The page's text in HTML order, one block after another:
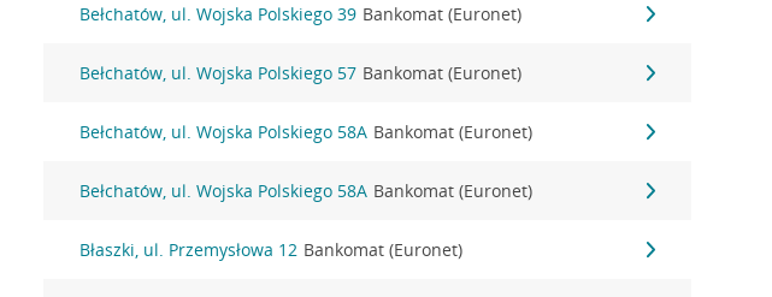
Bełchatów, ul. Wojska Polskiego 39 Bankomat (Euronet)
Bełchatów, ul. Wojska Polskiego 57 Bankomat (Euronet)
Bełchatów, ul. Wojska Polskiego 58A Bankomat (Euronet)
Bełchatów, ul. Wojska Polskiego 58A Bankomat (Euronet)
Błaszki, ul. Przemysłowa 12 Bankomat (Euronet)